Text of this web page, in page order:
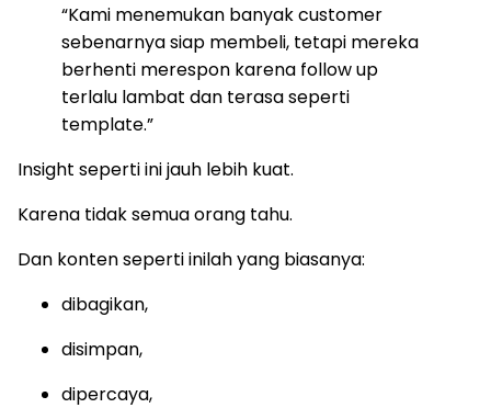
“Kami menemukan banyak customer
sebenarnya siap membeli, tetapi mereka
berhenti merespon karena follow up
terlalu lambat dan terasa seperti
template.”
Insight seperti ini jauh lebih kuat.
Karena tidak semua orang tahu.
Dan konten seperti inilah yang biasanya:
dibagikan,
disimpan,
dipercaya,